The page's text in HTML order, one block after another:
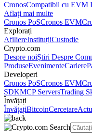
CronosCompatibil cu EVM
Aflați mai multe
Cronos PoSCronos EVM
Explorați
AfiliereInstituțiiCustodie
Crypto.com
Despre noiȘtiri Despre
ProduseEvenimenteCariere
Developeri
Cronos PoSCronos EVM
SDKMCP ServersTrading
Învățați
ÎnvățațiBitcoinCercetare